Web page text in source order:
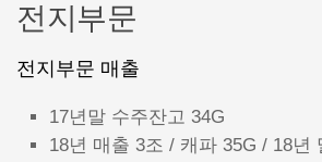
전지부문
전지부문 매출
17년말 수주잔고 34G
18년 매출 3조 / 캐파 35G / 18년